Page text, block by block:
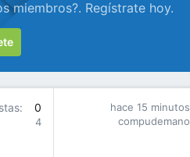
miembros?. Regístrate hoy.
0
4
hace 15 minutos
compudemano